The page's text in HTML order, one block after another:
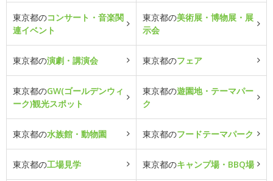
東京都のコンサート・音楽関
連イベント
東京都の美術展・博物展・展
示会
東京都の演劇・講演会 東京都のフェア
東京都のGW(ゴールデンウィ
ーク)観光スポット
東京都の遊園地・テーマパー
ク
東京都の水族館・動物園 東京都のフードテーマパーク
東京都の工場見学 東京都のキャンプ場・BBQ場